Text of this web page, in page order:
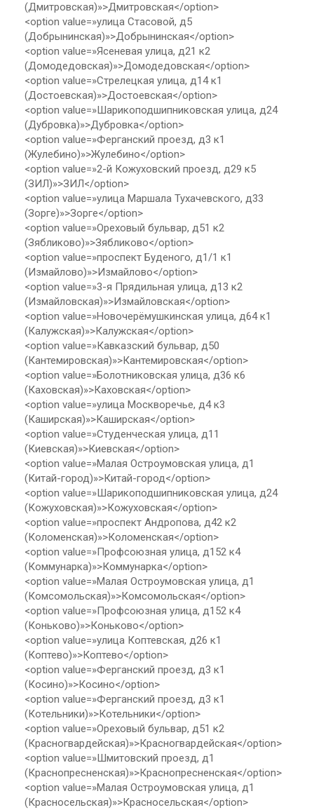
(Дмитровская)»>Дмитровская</option>
<option value=»улица Стасовой, д5
(Добрынинская)»>Добрынинская</option>
<option value=»Ясеневая улица, д21 к2
(Домодедовская)»>Домодедовская</option>
<option value=»Стрелецкая улица, д14 к1
(Достоевская)»>Достоевская</option>
<option value=»Шарикоподшипниковская улица, д24
(Дубровка)»>Дубровка</option>
<option value=»Ферганский проезд, д3 к1
(Жулебино)»>Жулебино</option>
<option value=»2-й Кожуховский проезд, д29 к5
(ЗИЛ)»>ЗИЛ</option>
<option value=»улица Маршала Тухачевского, д33
(Зорге)»>Зорге</option>
<option value=»Ореховый бульвар, д51 к2
(Зябликово)»>Зябликово</option>
<option value=»проспект Буденого, д1/1 к1
(Измайлово)»>Измайлово</option>
<option value=»3-я Прядильная улица, д13 к2
(Измайловская)»>Измайловская</option>
<option value=»Новочерёмушкинская улица, д64 к1
(Калужская)»>Калужская</option>
<option value=»Кавказский бульвар, д50
(Кантемировская)»>Кантемировская</option>
<option value=»Болотниковская улица, д36 к6
(Каховская)»>Каховская</option>
<option value=»улица Москворечье, д4 к3
(Каширская)»>Каширская</option>
<option value=»Студенческая улица, д11
(Киевская)»>Киевская</option>
<option value=»Малая Остроумовская улица, д1
(Китай-город)»>Китай-город</option>
<option value=»Шарикоподшипниковская улица, д24
(Кожуховская)»>Кожуховская</option>
<option value=»проспект Андропова, д42 к2
(Коломенская)»>Коломенская</option>
<option value=»Профсоюзная улица, д152 к4
(Коммунарка)»>Коммунарка</option>
<option value=»Малая Остроумовская улица, д1
(Комсомольская)»>Комсомольская</option>
<option value=»Профсоюзная улица, д152 к4
(Коньково)»>Коньково</option>
<option value=»улица Коптевская, д26 к1
(Коптево)»>Коптево</option>
<option value=»Ферганский проезд, д3 к1
(Косино)»>Косино</option>
<option value=»Ферганский проезд, д3 к1
(Котельники)»>Котельники</option>
<option value=»Ореховый бульвар, д51 к2
(Красногвардейская)»>Красногвардейская</option>
<option value=»Шмитовский проезд, д1
(Краснопресненская)»>Краснопресненская</option>
<option value=»Малая Остроумовская улица, д1
(Красносельская)»>Красносельская</option>